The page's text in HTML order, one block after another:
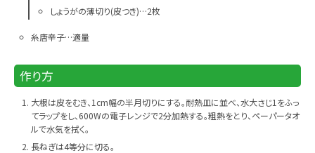
しょうがの薄切り(皮つき)…2枚
糸唐辛子…適量
作り方
大根は皮をむき、1cm幅の半月切りにする。耐熱皿に並べ、水大さじ1をふっ
てラップをし、600Wの電子レンジで2分加熱する。粗熱をとり、ペーパータオ
ルで水気を拭く。
長ねぎは4等分に切る。